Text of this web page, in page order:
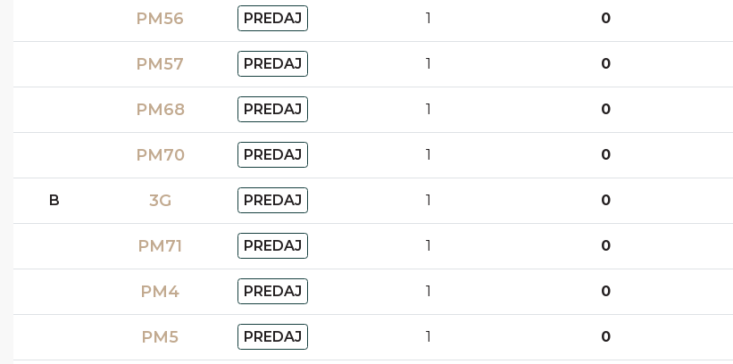
PM56 PREDAJ 1 0
PM57 PREDAJ 1 0
PM68 PREDAJ 1 0
PM70 PREDAJ 1 0
B 3G PREDAJ 1 0
PM71 PREDAJ 1 0
PM4 PREDAJ 1 0
PM5 PREDAJ 1 0